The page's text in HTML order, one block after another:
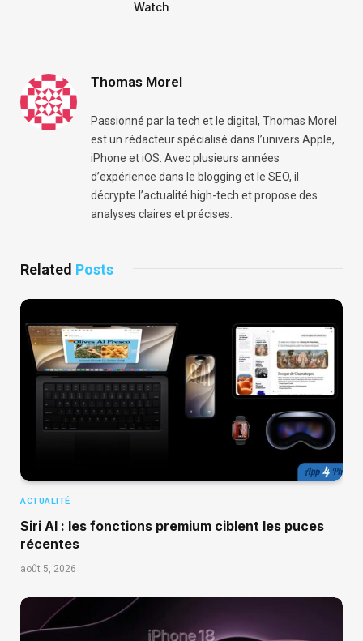
Watch
Thomas Morel
Passionné par la tech et le digital, Thomas Morel
est un rédacteur spécialisé dans l’univers Apple,
iPhone et iOS. Avec plusieurs années
d’expérience dans le blogging et le SEO, il
décrypte l’actualité high-tech et propose des
analyses claires et précises.
Related Posts
ACTUALITÉ
Siri AI : les fonctions premium ciblent les puces
récentes
août 5, 2026